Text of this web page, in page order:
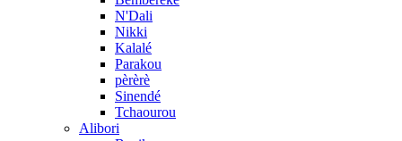
N'Dali
Nikki
Kalalé
Parakou
pèrèrè
Sinendé
Tchaourou
Alibori